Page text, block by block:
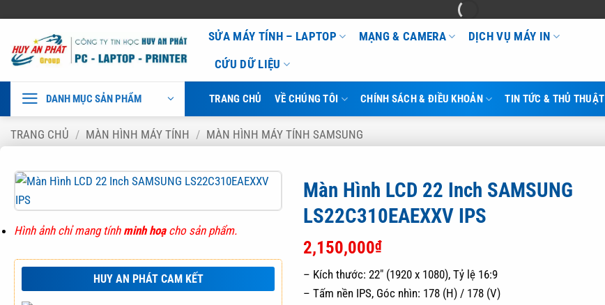
qua
nội
dung
SỬA MÁY TÍNH – LAPTOP MẠNG & CAMERA
DỊCH VỤ MÁY IN
CỨU DỮ LIỆU
DANH MỤC SẢN PHẨM TRANG CHỦ VỀ CHÚNG TÔI CHÍNH SÁCH & ĐIỀU KHOẢN TIN TỨC & THỦ THUẬT
TRANG CHỦ / MÀN HÌNH MÁY TÍNH / MÀN HÌNH MÁY TÍNH SAMSUNG
Hình ảnh chỉ mang tính minh hoạcho sản phẩm.
HUY AN PHÁT CAM KẾT
Màn Hình LCD 22 Inch SAMSUNG
LS22C310EAEXXV IPS
2,150,000₫
– Kích thước: 22″ (1920 x 1080), Tỷ lệ 16:9
– Tấm nền IPS, Góc nhìn: 178 (H) / 178 (V)